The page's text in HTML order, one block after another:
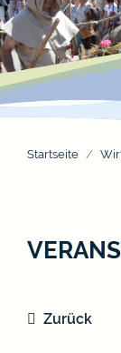
Startseite
Zurück